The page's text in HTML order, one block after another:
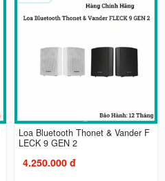
Loa Bluetooth Thonet & Vander F
LECK 9 GEN 2
4.250.000 đ